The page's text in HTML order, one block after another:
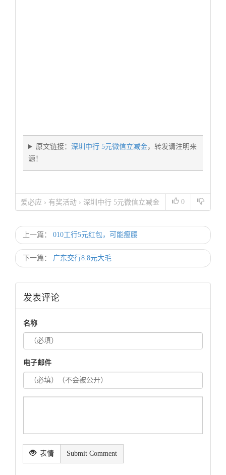
原文链接： 深圳中行 5元微信立减金，转发请注明来
源！
0
爱必应 › 有奖活动 › 深圳中行 5元微信立减金
上一篇： 010工行5元红包，可能瘦腰
下一篇： 广东交行8.8元大毛
发表评论
名称
电子邮件
表情 Submit Comment